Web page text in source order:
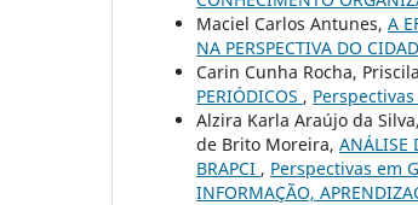
Maciel Carlos Antunes, A
NA PERSPECTIVA DO
Carin Cunha Rocha,
PERIÓDICOS ,
Alzira Karla Araújo da
de Brito Moreira, ANÁLISE
BRAPCI , Perspectivas em
INFORMAÇÃO,